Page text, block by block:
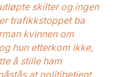
skilter og ingen
trafikkstoppet ba
kvinnen om
hun etterkom ikke,
å stille ham
at politibetjent